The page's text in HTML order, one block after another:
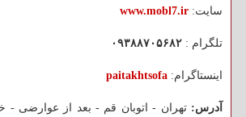
سایت: www.mobl7.ir
تلگرام : ۰۹۳۸۸۷۰۵۶۸۲
اینستاگرام: paitakhtsofa
آدرس: تهران - اتوبان قم - بعد از عوارضی